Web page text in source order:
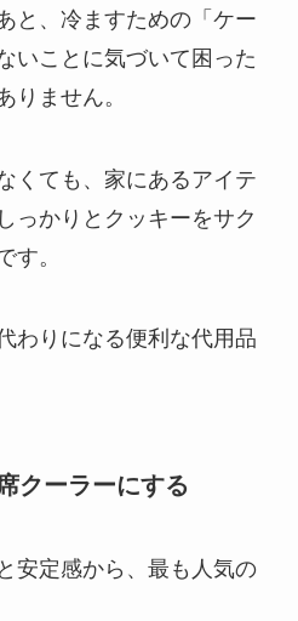
と、冷ますための「ケー
いことに気づいて困った
りません。
くても、家にあるアイテ
っかりとクッキーをサク
す。
わりになる便利な代用品
クーラーにする
安定感から、最も人気の